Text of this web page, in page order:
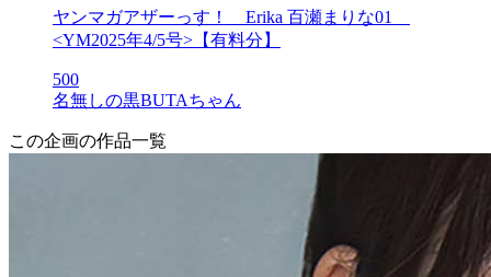
ヤンマガアザーっす！ Erika 百瀬まりな01
<YM2025年4/5号>【有料分】
500
名無しの黒BUTAちゃん
この企画の作品一覧